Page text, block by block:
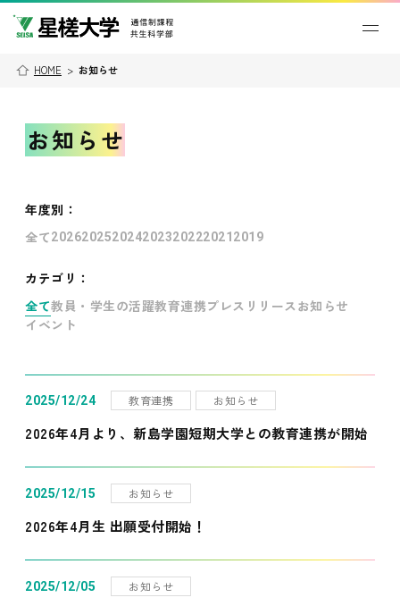
HOME > お知らせ
お知らせ
年度別 ：
全て202620252024202320222021 2019
カテゴリ：
全て教員・学生の活躍教育連携プレスリリース お知らせ
イベント
2025/12/24 教育連携 お知らせ
2026年4月より、新島学園短期大学との教育連携が開始
2025/12/15 お知らせ
2026年4月生 出願受付開始！
2025/12/05 お知らせ